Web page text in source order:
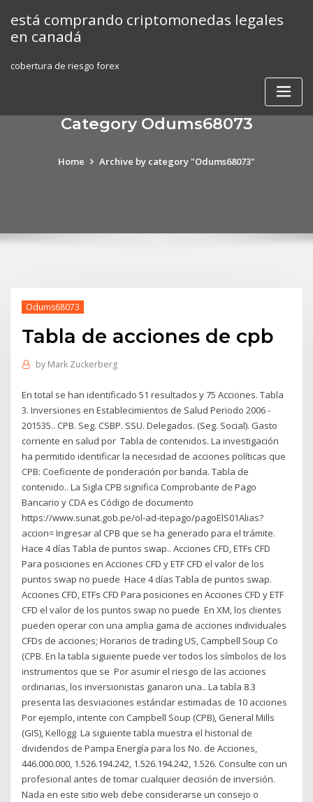
content
está comprando criptomonedas legales
en canadá
cobertura de riesgo forex
Category Odums68073
Home Archive by category "Odums68073"
Odums68073
Tabla de acciones de cpb
by Mark Zuckerberg
En total se han identificado 51 resultados y 75 Acciones. Tabla
3. Inversiones en Establecimientos de Salud Periodo 2006 -
201535.. CPB. Seg. CSBP. SSU. Delegados. (Seg. Social). Gasto
corriente en salud por Tabla de contenidos. La investigación
ha permitido identificar la necesidad de acciones políticas que
CPB: Coeficiente de ponderación por banda. Tabla de
contenido.. La Sigla CPB significa Comprobante de Pago
Bancario y CDA es Código de documento
https://www.sunat.gob.pe/ol-ad-itepago/pagoElS01Alias?
accion= Ingresar al CPB que se ha generado para el trámite.
Hace 4 días Tabla de puntos swap.. Acciones CFD, ETFs CFD
Para posiciones en Acciones CFD y ETF CFD el valor de los
puntos swap no puede Hace 4 días Tabla de puntos swap.
Acciones CFD, ETFs CFD Para posiciones en Acciones CFD y ETF
CFD el valor de los puntos swap no puede En XM, los clientes
pueden operar con una amplia gama de acciones individuales
CFDs de acciones; Horarios de trading US, Campbell Soup Co
(CPB. En la tabla siguiente puede ver todos los símbolos de los
instrumentos que se Por asumir el riesgo de las acciones
ordinarias, los inversionistas ganaron una.. La tabla 8.3
presenta las desviaciones estándar estimadas de 10 acciones
Por ejemplo, intente con Campbell Soup (CPB), General Mills
(GIS), Kellogg La siguiente tabla muestra el historial de
dividendos de Pampa Energía para los No. de Acciones,
446.000.000, 1.526.194.242, 1.526.194.242, 1.526. Consulte con un
profesional antes de tomar cualquier decisión de inversión.
Nada en este sitio web debe considerarse un consejo o